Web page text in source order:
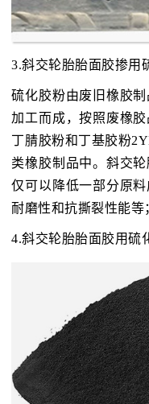
3.斜交轮胎胎面胶掺用
硫化胶粉由废旧橡胶
加工而成，按照废橡胶
丁腈胶粉和丁基胶粉
类橡胶制品中。斜交
仅可以降低一部分原
耐磨性和抗撕裂性能等
4.斜交轮胎胎面胶用硫